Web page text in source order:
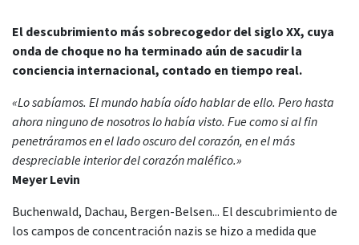
El descubrimiento más sobrecogedor del siglo XX, cuya
onda de choque no ha terminado aún de sacudir la
conciencia internacional, contado en tiempo real.
«Lo sabíamos. El mundo había oído hablar de ello. Pero hasta
ahora ninguno de nosotros lo había visto. Fue como si al fin
penetráramos en el lado oscuro del corazón, en el más
despreciable interior del corazón maléfico.»
Meyer Levin
Buchenwald, Dachau, Bergen-Belsen... El descubrimiento de
los campos de concentración nazis se hizo a medida que